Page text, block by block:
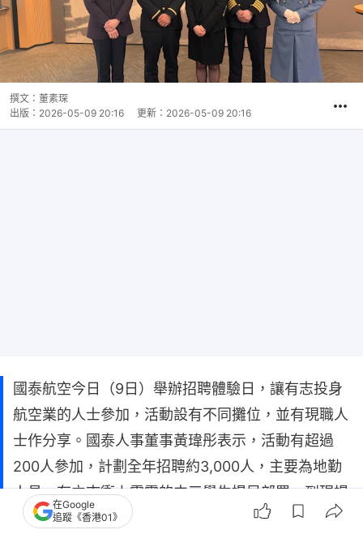
撰文： 董素琛
出版： 2026-05-09 20:16 更新： 2026-05-09 20:16
國泰航空今日（9日）舉辦招聘體驗日，讓有志投身
航空業的人士參加，活動設有不同攤位，並有現職人
士作分享。國泰人事董事黃瑋彤表示，活動有超過
200人參加，計劃全年招聘約3,000人，主要為地勤
人員。有立志衝上雲霄的中三學生提早部署，到現場
了解其夢想職業飛機師的入職條件。
在Google
追蹤《香港01》